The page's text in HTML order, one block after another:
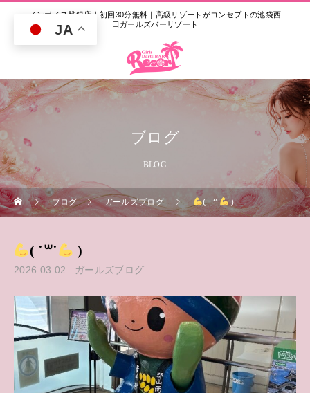
インボイス登録店｜初回30分無料｜高級リゾートがコンセプトの池袋西
口ガールズバーリゾート
ブログ
BLOG
ブログ ガールズブログ ( ˙꒳​˙ )
( ˙꒳​˙ )
2026.03.02 ガールズブログ
JA